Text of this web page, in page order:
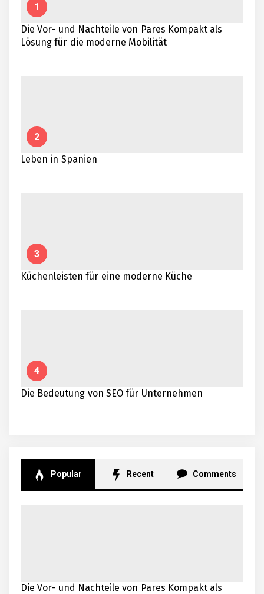
1
Die Vor- und Nachteile von Pares Kompakt als
Lösung für die moderne Mobilität
2
Leben in Spanien
3
Küchenleisten für eine moderne Küche
4
Die Bedeutung von SEO für Unternehmen
Popular Recent Comments
Die Vor- und Nachteile von Pares Kompakt als